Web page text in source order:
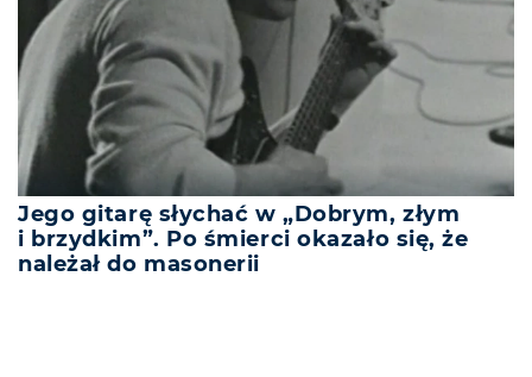
Jego gitarę słychać w „Dobrym, złym
i brzydkim”. Po śmierci okazało się, że
należał do masonerii